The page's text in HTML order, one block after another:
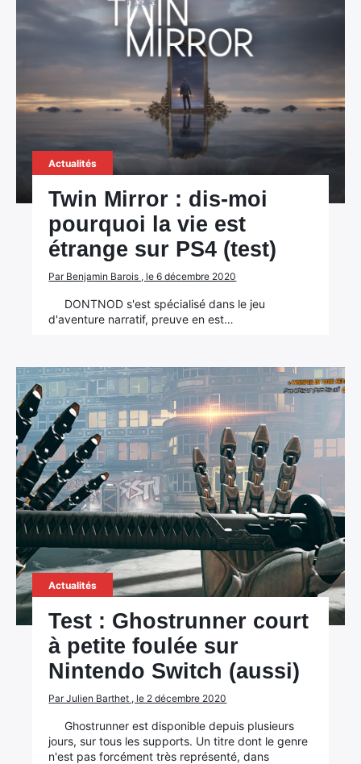
Actualités
Twin Mirror : dis-moi
pourquoi la vie est
étrange sur PS4 (test)
Par Benjamin Barois , le 6 décembre 2020
DONTNOD s'est spécialisé dans le jeu
d'aventure narratif, preuve en est…
Actualités
Test : Ghostrunner court
à petite foulée sur
Nintendo Switch (aussi)
Par Julien Barthet , le 2 décembre 2020
Ghostrunner est disponible depuis plusieurs
jours, sur tous les supports. Un titre dont le genre
n'est pas forcément très représenté, dans